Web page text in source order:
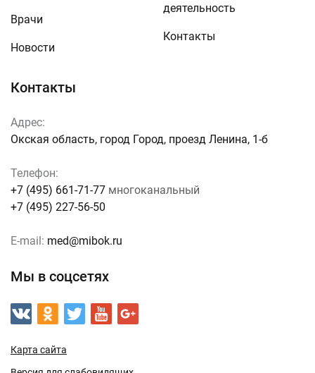
Контакты
Адрес:
Окская область, город Город, проезд Ленина, 1-б
Телефон:
+7 (495) 661-71-77 многоканальный
+7 (495) 227-56-50
E-mail: med@mibok.ru
Мы в соцсетях
Карта сайта
Врачи
Новости
деятельность
Контакты